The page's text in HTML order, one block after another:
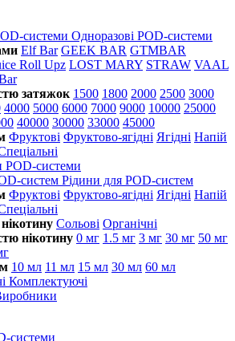
Одноразові POD-системи
Elf Bar GEEK BAR GTMBAR
Roll Upz LOST MARY STRAW VAAL
затяжок 1500 1800 2000 2500 3000
4000 5000 6000 7000 9000 10000 25000
40000 30000 33000 45000
Фруктові Фруктово-ягідні Ягідні Напій
POD-системи
Рідини для POD-систем
Фруктові Фруктово-ягідні Ягідні Напій
Сольові Органічні
нікотину 0 мг 1.5 мг 3 мг 30 мг 50 мг
10 мл 11 мл 15 мл 30 мл 60 мл
Комплектуючі
системи